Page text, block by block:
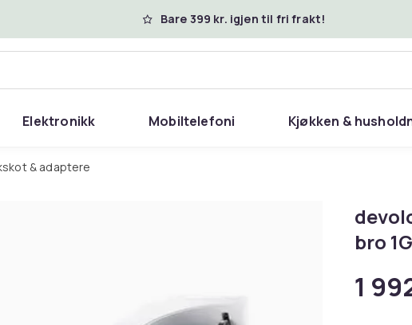
Bare 399 kr. igjen til fri frakt!
Elektronikk Mobiltelefoni Kjøkken &
& adaptere
bro
1